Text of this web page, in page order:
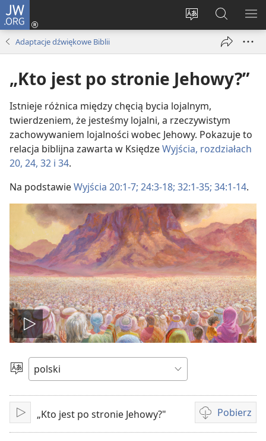
JW.ORG
Wybór
Logowanie
(opens
Szukaj
na
JW.ORG
Adaptacje dźwiękowe Biblii
„Kto jest po stronie Jehowy?”
Istnieje różnica między chęcią bycia lojalnym,
twierdzeniem, że jesteśmy lojalni, a rzeczywistym
zachowywaniem lojalności wobec Jehowy. Pokazuje to
relacja biblijna zawarta w KsiędzeWyjścia, rozdziałach
20, 24, 32 i 34.
Na podstawieWyjścia 20:1-7; 24:3-18; 32:1-35; 34:1-14.
Odtwórz
wideo
Wybierz
język
Odtwarzaj
„Kto jest po stronie Jehowy?" Pobierz
Opcje
pobierania